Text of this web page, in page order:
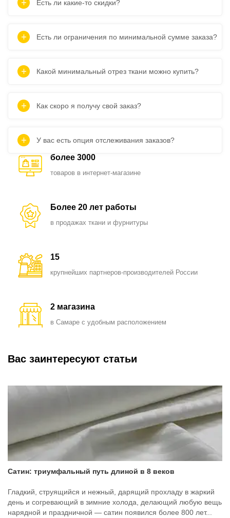
Есть ли какие-то скидки?
Есть ли ограничения по минимальной сумме заказа?
Какой минимальный отрез ткани можно купить?
Как скоро я получу свой заказ?
У вас есть опция отслеживания заказов?
более 3000
товаров в интернет-магазине
Более 20 лет работы
в продажах ткани и фурнитуры
15
крупнейших партнеров-производителей России
2 магазина
в Самаре с удобным расположением
Вас заинтересуют статьи
Сатин: триумфальный путь длиной в 8 веков
Гладкий, струящийся и нежный, дарящий прохладу в жаркий
день и согревающий в зимние холода, делающий любую вещь
нарядной и праздничной — сатин появился более 800 лет...